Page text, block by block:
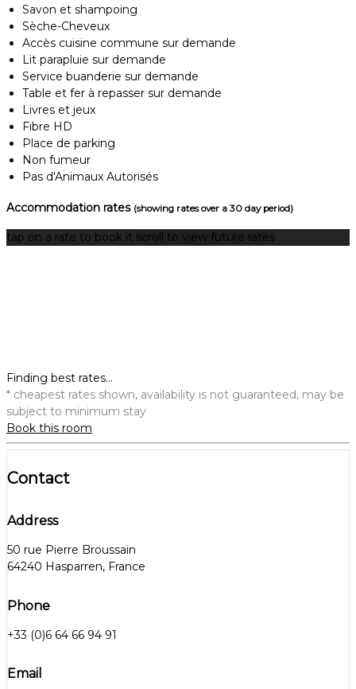
Savon et shampoing
Sèche-Cheveux
Accès cuisine commune sur demande
Lit parapluie sur demande
Service buanderie sur demande
Table et fer à repasser sur demande
Livres et jeux
Fibre HD
Place de parking
Non fumeur
Pas d'Animaux Autorisés
Accommodation rates (showing rates over a 30 day period)
tap on a rate to book it scroll to view future rates
Finding best rates...
* cheapest rates shown, availability is not guaranteed, may be
subject to minimum stay
Book this room
Contact
Address
50 rue Pierre Broussain
64240 Hasparren, France
Phone
+33 (0)6 64 66 94 91
Email